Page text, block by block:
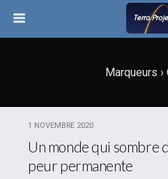
Marqueurs
1 NOVEMBRE 2020
Un monde qui sombre
peur permanente